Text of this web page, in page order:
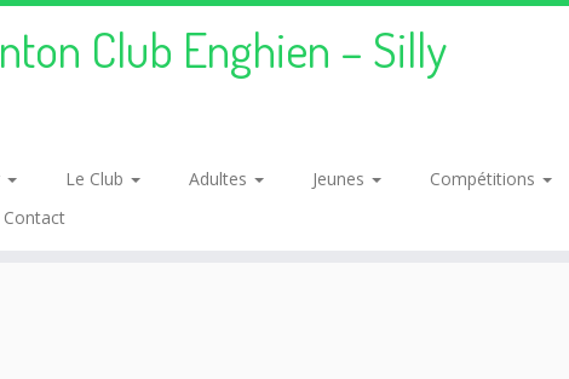
Club Enghien – Silly
Le Club Adultes Jeunes
Compétitions
Contact